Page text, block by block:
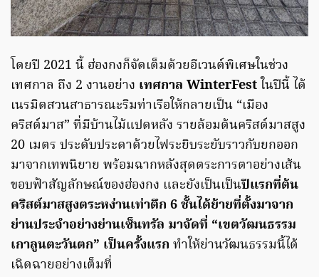
โดยปี 2021 นี้ ฮ่องกงก็จัดเต็มด้วยอีเวนต์พิเศษในช่วง
เทศกาล ถึง 2 งานอย่าง เทศกาล WinterFestในปีนี้ ได้
เนรมิตสวนสาธารณะริมท่าเรือให้กลายเป็น “เมือง
คริสต์มาส” ที่มีบ้านไม้แปดหลัง รายล้อมต้นคริสต์มาสสูง
20 เมตร ประดับประดาด้วยไฟระยิบระยับราวกับยกออก
มาจากเทพนิยาย พร้อมฉากหลังสุดตระการตาอย่างเส้น
ขอบฟ้าสัญลักษณ์ของฮ่องกง และยังเป็นเป็นปีแรกที่ต้น
คริสต์มาสสูงตระหง่านเท่าตึก 6 ชั้นได้ย้ายที่ตั้งมาจาก
ย่านประจำอย่างย่านเซ็นทรัล มาจัดที่ “เขตวัฒนธรรม
เกาลูนตะวันตก” เป็นครั้งแรก ทำให้ย่านวัฒนธรรมนี้ได้
เฉิดฉายอย่างเต็มที่